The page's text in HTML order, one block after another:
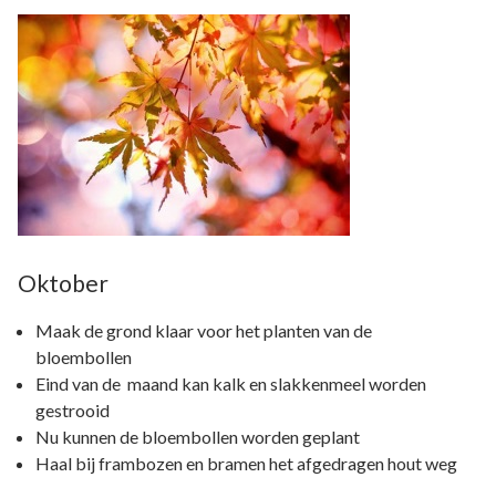
Oktober
Maak de grond klaar voor het planten van de
bloembollen
Eind van de maand kan kalk en slakkenmeel worden
gestrooid
Nu kunnen de bloembollen worden geplant
Haal bij frambozen en bramen het afgedragen hout weg